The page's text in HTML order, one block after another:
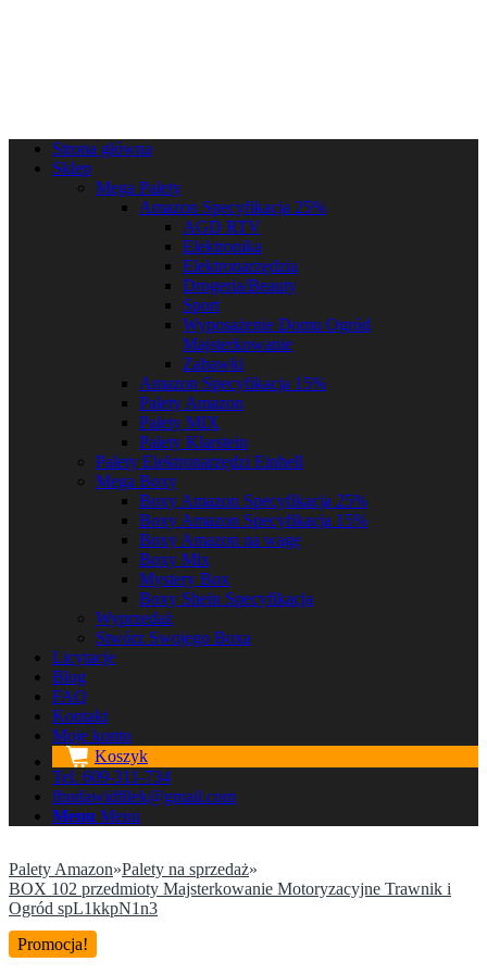
Strona główna
Sklep
Mega Palety
Amazon Specyfikacja 25%
AGD RTV
Elektronika
Elektronarzędzia
Drogeria/Beauty
Sport
Wyposażenie Domu Ogród
Majsterkowanie
Zabawki
Amazon Specyfikacja 15%
Palety Amazon
Palety MIX
Palety Klarstein
Palety Elektronarzędzi Einhell
Mega Boxy
Boxy Amazon Specyfikacja 25%
Boxy Amazon Specyfikacja 15%
Boxy Amazon na wagę
Boxy Mix
Mystery Box
Boxy Shein Specyfikacja
Wyprzedaż
Stwórz Swojego Boxa
Licytacje
Blog
FAQ
Kontakt
Moje konto
Koszyk
Tel. 609-311-734
fhudawidfilek@gmail.com
Menu Menu
Palety Amazon»Palety na sprzedaż»
BOX 102 przedmioty Majsterkowanie Motoryzacyjne Trawnik i
Ogród spL1kkpN1n3
Promocja!